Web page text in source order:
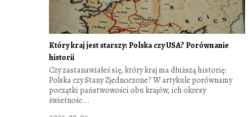
Który kraj jest starszy: Polska czy USA? Porównanie
historii
Czy zastanawiałeś się, który kraj ma dłuższą historię:
Polska czy Stany Zjednoczone? W artykule porównamy
początki państwowości obu krajów, ich okresy
świetnośc...